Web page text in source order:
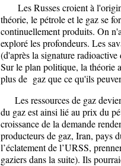
Les Russes croient à
théorie, le pétrole et le gaz se
continuellement produits. On
exploré les profondeurs. Les
(d'après la signature
Sur le plan politique, la théorie
plus de gaz que ce qu'ils
Les ressources de gaz
du gaz est ainsi lié au prix du
croissance de la demande
producteurs de gaz, Iran, pays
l’éclatement de l’URSS,
gaziers dans la suite). Ils